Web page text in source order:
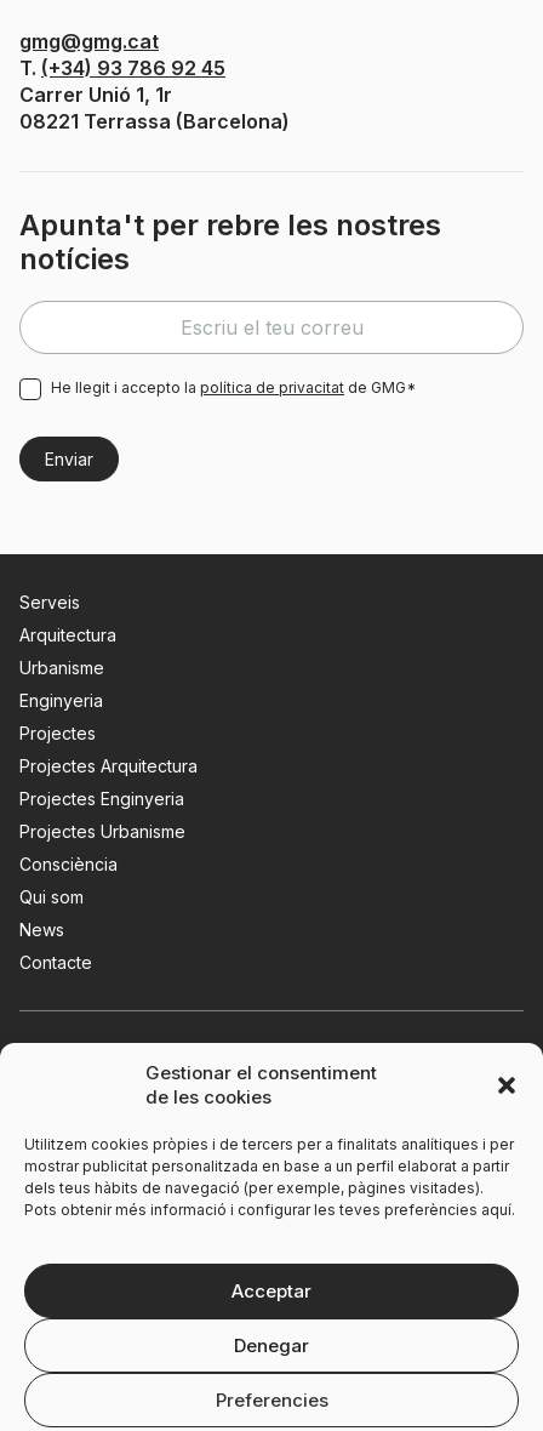
Gestionar el consentiment
de les cookies
Utilitzem cookies pròpies i de tercers per a finalitats analítiques i per
mostrar publicitat personalitzada en base a un perfil elaborat a partir
dels teus hàbits de navegació (per exemple, pàgines visitades).
Pots obtenir més informació i configurar les teves preferències aquí.
Acceptar
Denegar
Preferencies
gmg@gmg.cat
T. (+34) 93 786 92 45
Carrer Unió 1, 1r
08221 Terrassa (Barcelona)
Apunta't per rebre les nostres
notícies
He llegit i accepto la política de privacitat de GMG*
Serveis
Arquitectura
Urbanisme
Enginyeria
Projectes
Projectes Arquitectura
Projectes Enginyeria
Projectes Urbanisme
Consciència
Qui som
News
Contacte
Polítiques de cookies